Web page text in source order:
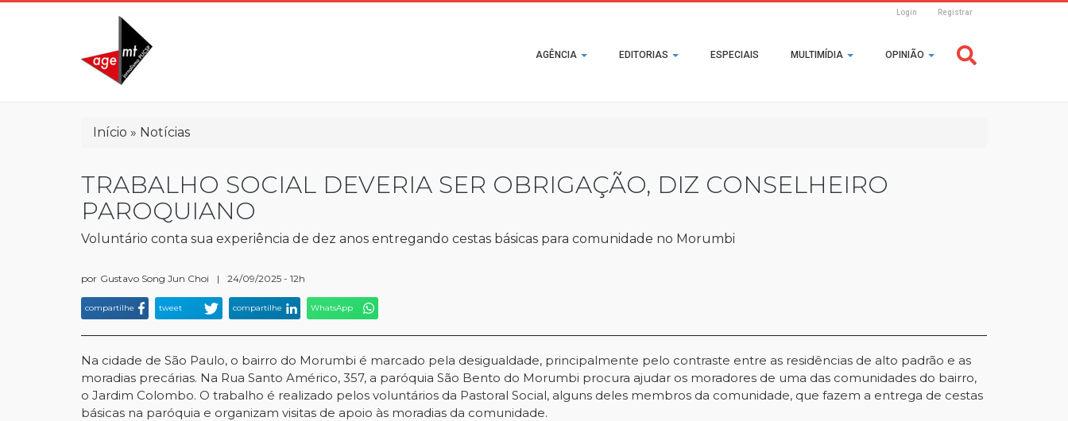
Login Registrar
Main
navigation
AGÊNCIA EDITORIAS ESPECIAIS MULTIMÍDIA OPINIÃO
Trilha
navegação
Início Notícias
TRABALHO SOCIAL DEVERIA SER OBRIGAÇÃO, DIZ CONSELHEIRO
PAROQUIANO
Voluntário conta sua experiência de dez anos entregando cestas básicas para comunidade no Morumbi
por Gustavo Song Jun Choi | 24/09/2025 - 12h
compartilhe tweet compartilhe WhatsApp
Na cidade de São Paulo, o bairro do Morumbi é marcado pela desigualdade, principalmente pelo contraste entre as residências de alto padrão e as
moradias precárias. Na Rua Santo Américo, 357, a paróquia São Bento do Morumbi procura ajudar os moradores de uma das comunidades do bairro,
o Jardim Colombo. O trabalho é realizado pelos voluntários da Pastoral Social, alguns deles membros da comunidade, que fazem a entrega de cestas
básicas na paróquia e organizam visitas de apoio às moradias da comunidade.